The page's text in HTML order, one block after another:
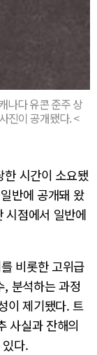
나다 유콘 준주 상
진이 공개됐다. <
한 시간이 소요됐
반에 공개돼 왔
시점에서 일반에
비롯한 고위급
분석하는 과정
이 제기됐다. 트
사실과 잔해의
다.